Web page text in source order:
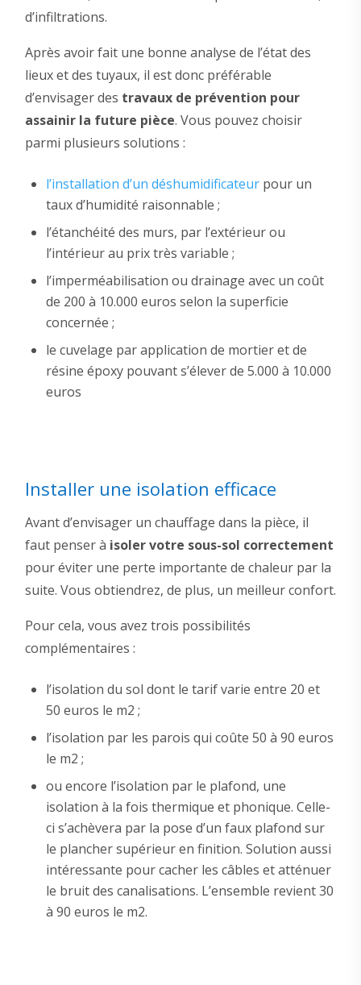
d’infiltrations.
Après avoir fait une bonne analyse de l’état des
lieux et des tuyaux, il est donc préférable
d’envisager des travaux de prévention pour
assainir la future pièce. Vous pouvez choisir
parmi plusieurs solutions :
l’installation d’un déshumidificateurpour un
taux d’humidité raisonnable ;
l’étanchéité des murs, par l’extérieur ou
l’intérieur au prix très variable ;
l’imperméabilisation ou drainage avec un coût
de 200 à 10.000 euros selon la superficie
concernée ;
le cuvelage par application de mortier et de
résine époxy pouvant s’élever de 5.000 à 10.000
euros
Installer une isolation efficace
Avant d’envisager un chauffage dans la pièce, il
faut penser à isoler votre sous-sol correctement
pour éviter une perte importante de chaleur par la
suite. Vous obtiendrez, de plus, un meilleur confort.
Pour cela, vous avez trois possibilités
complémentaires :
l’isolation du sol dont le tarif varie entre 20 et
50 euros le m2 ;
l’isolation par les parois qui coûte 50 à 90 euros
le m2 ;
ou encore l’isolation par le plafond, une
isolation à la fois thermique et phonique. Celle-
ci s’achèvera par la pose d’un faux plafond sur
le plancher supérieur en finition. Solution aussi
intéressante pour cacher les câbles et atténuer
le bruit des canalisations. L’ensemble revient 30
à 90 euros le m2.